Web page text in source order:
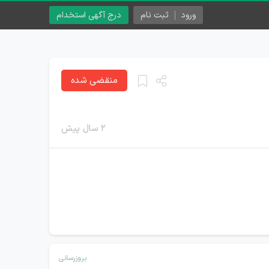
درج آگهی استخدام ورود ثبت نام
۲ سال پیش
منقضی شده
بروزرسانی